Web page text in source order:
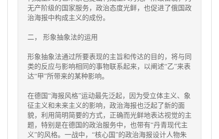
无产阶级的国家服务，政治态度光鲜，也促进了俄国政
治海报中构成主义的成份。
二， 形象抽象法的运用
形象抽象法通过所要表现的主旨和传达的目的，将与同
类的反应与影响相同的事物联系起来，以阐述“乙”来表
达“甲”所带来的某种影响。
在德国“海报风格”运动最先泛起，因为受立体主义、象
征主义和未来主义的影响，政治海报也泛起了新的面
貌，利用简明简要的方式，正确而光鲜地表达视觉的主
题，特别是在德国的政治服务中，也带有“丹青现代主
义”的风格。一战中，“核心国”的政治海报设计人物朱